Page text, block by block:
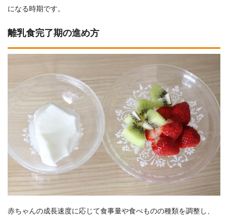
になる時期です。
離乳食完了期の進め方
赤ちゃんの成長速度に応じて食事量や食べものの種類を調整し、